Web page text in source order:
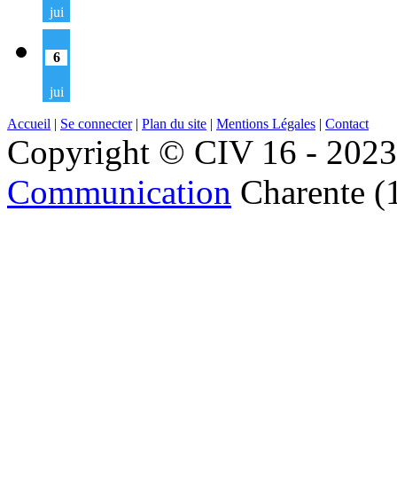
jui
6
jui
Accueil | Se connecter| Plan du site | Mentions Légales | Contact
Copyright © CIV 16 -
Communication Charente